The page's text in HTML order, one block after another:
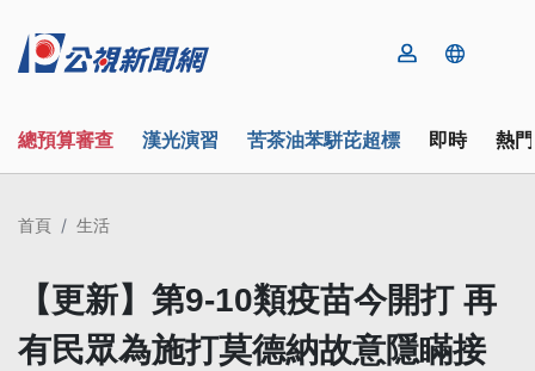
總預算審查 漢光演習 苦茶油苯駢芘超標 即時 熱
首頁 生活
【更新】第9-10類疫苗今開打 再
有民眾為施打莫德納故意隱瞞接